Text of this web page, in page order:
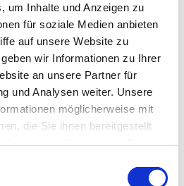
um Inhalte und Anzeigen zu
für soziale Medien anbieten
auf unsere Website zu
wir Informationen zu Ihrer
an unsere Partner für
und Analysen weiter. Unsere
möglicherweise mit
die Sie ihnen bereitgestellt